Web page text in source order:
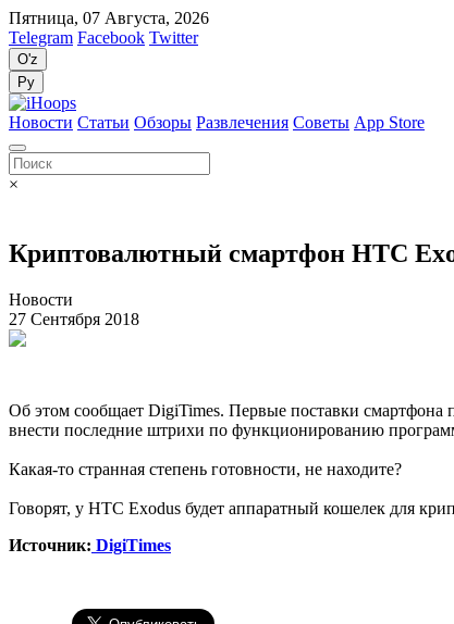
Пятница, 07 Августа, 2026
Telegram Facebook Twitter
O'z
Ру
Новости Статьи Обзоры Развлечения Советы App Store
×
Криптовалютный смартфон HTC
Новости
27 Сентября 2018
Об этом сообщает DigiTimes. Первые поставки смартфона
внести последние штрихи по функционированию
Какая-то странная степень готовности, не находите?
Говорят, у HTC Exodus будет аппаратный кошелек для
Источник: DigiTimes